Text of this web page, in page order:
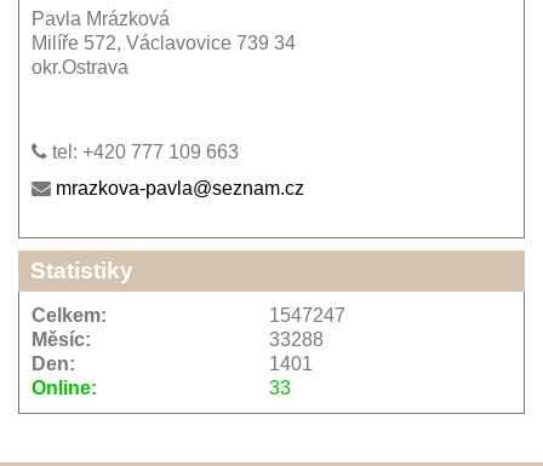
Pavla Mrázková
Milíře 572, Václavovice 739 34
okr.Ostrava
tel: +420 777 109 663
mrazkova-pavla@seznam.cz
Statistiky
Online: 33
Celkem:
1547247
Měsíc:
33288
Den:
1401